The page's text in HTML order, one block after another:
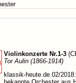
Violinkonzerte Nr.1-3
Tor Aulin (1866-1914)
klassik-heute.de 02/